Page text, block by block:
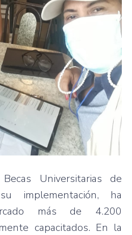
Universitarias de
implementación, ha
más de 4.200
capacitados. En la